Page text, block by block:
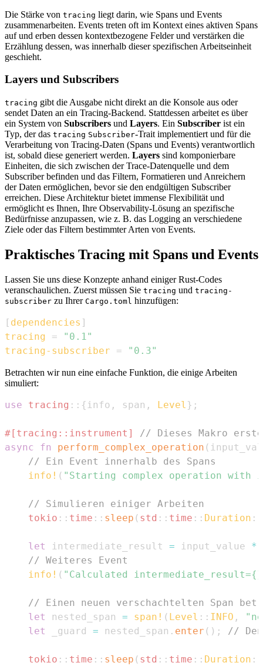
Die Stärke von tracing liegt darin, wie Spans und Events
zusammenarbeiten. Events treten oft im Kontext eines aktiven Spans
auf und erben dessen kontextbezogene Felder und verstärken die
Erzählung dessen, was innerhalb dieser spezifischen Arbeitseinheit
geschieht.
Layers und Subscribers
tracing gibt die Ausgabe nicht direkt an die Konsole aus oder
sendet Daten an ein Tracing-Backend. Stattdessen arbeitet es über
ein System von Subscribers und Layers. Ein Subscriber ist ein
Typ, der das tracing Subscriber-Trait implementiert und für die
Verarbeitung von Tracing-Daten (Spans und Events) verantwortlich
ist, sobald diese generiert werden. Layers sind komponierbare
Einheiten, die sich zwischen der Trace-Datenquelle und dem
Subscriber befinden und das Filtern, Formatieren und Anreichern
der Daten ermöglichen, bevor sie den endgültigen Subscriber
erreichen. Diese Architektur bietet immense Flexibilität und
ermöglicht es Ihnen, Ihre Observability-Lösung an spezifische
Bedürfnisse anzupassen, wie z. B. das Logging an verschiedene
Ziele oder das Filtern bestimmter Arten von Events.
Praktisches Tracing mit Spans und Events
Lassen Sie uns diese Konzepte anhand einiger Rust-Codes
veranschaulichen. Zuerst müssen Sie tracing und tracing-
subscriber zu Ihrer Cargo.toml hinzufügen:
[ dependencies ]
tracing
=
"0.1"
tracing-subscriber
= "0.3"
Betrachten wir nun eine einfache Funktion, die einige Arbeiten
simuliert:
use tracing :: {info , span , Level } ;
#[tracing::instrument]
// Dieses Makro
async
fn perform_complex_operation (
// Ein Event innerhalb des Spans
info! ( "Starting complex operation with
// Simulieren einiger Arbeiten
tokio :: time :: sleep ( std :: time :: Duration ::
let intermediate_result = input_value *
// Weiteres Event
info! ( "Calculated
// Einen neuen verschachtelten Span
let
nested_span = span! ( Level :: INFO ,
let
_guard = nested_span . enter ( ) ; //
tokio :: time :: sleep ( std :: time :: Duration ::